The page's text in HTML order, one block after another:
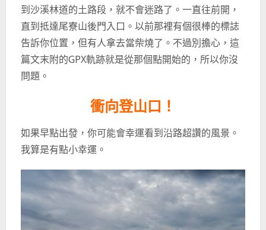
到沙溪林道的土路段，就不會迷路了。一直往前開，
直到抵達尾寮山後門入口。以前那裡有個很棒的標誌
告訴你位置，但有人拿去當柴燒了。不過別擔心，這
篇文末附的GPX軌跡就是從那個點開始的，所以你沒
問題。
衝向登山口！
如果早點出發，你可能會幸運看到沿路超讚的風景。
我算是有點小幸運。